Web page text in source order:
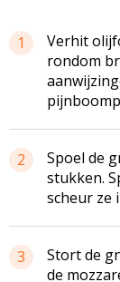
1
Verhit
rondom
2
Spoel de
stukken.
scheur ze
3
Stort de
de